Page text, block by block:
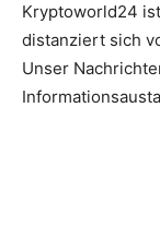
Kryptoworld24
distanziert sich
Unser